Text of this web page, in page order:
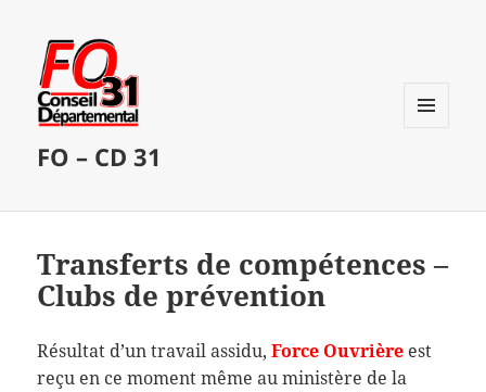
FO – CD 31
Transferts de compétences –
Clubs de prévention
Résultat d’un travail assidu,Force Ouvrière est
reçu en ce moment même au ministère de la